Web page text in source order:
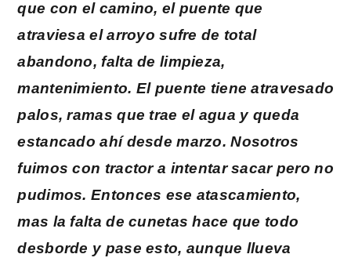
que con el camino, el puente que
atraviesa el arroyo sufre de total
abandono, falta de limpieza,
mantenimiento. El puente tiene atravesado
palos, ramas que trae el agua y queda
estancado ahí desde marzo. Nosotros
fuimos con tractor a intentar sacar pero no
pudimos. Entonces ese atascamiento,
mas la falta de cunetas hace que todo
desborde y pase esto, aunque llueva